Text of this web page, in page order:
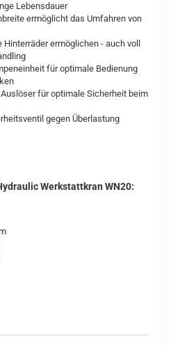
Lebensdauer
ermöglicht das Umfahren von
ermöglichen - auch voll
für optimale Bedienung
für optimale Sicherheit beim
gegen Überlastung
Werkstattkran WN20: